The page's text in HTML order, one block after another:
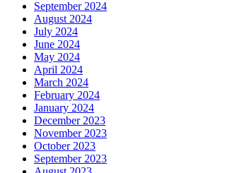
September 2024
August 2024
July 2024
June 2024
May 2024
April 2024
March 2024
February 2024
January 2024
December 2023
November 2023
October 2023
September 2023